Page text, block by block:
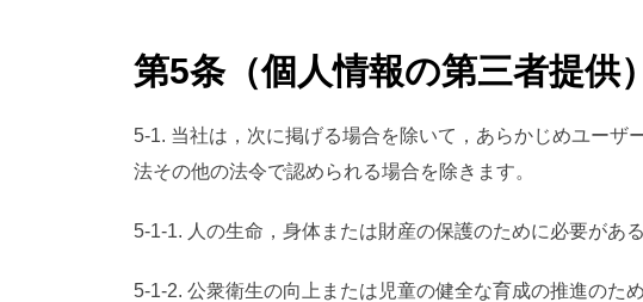
第5条（個人情報の第三者提供）
5-1. 当社は，次に掲げる場合を除いて，あらかじめユー
法その他の法令で認められる場合を除きます。
5-1-1. 人の生命，身体または財産の保護のために必要があ
5-1-2. 公衆衛生の向上または児童の健全な育成の推進のた